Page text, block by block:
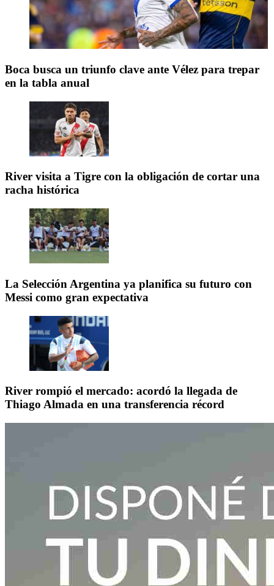
Boca busca un triunfo clave ante Vélez para trepar
en la tabla anual
River visita a Tigre con la obligación de cortar una
racha histórica
La Selección Argentina ya planifica su futuro con
Messi como gran expectativa
River rompió el mercado: acordó la llegada de
Thiago Almada en una transferencia récord